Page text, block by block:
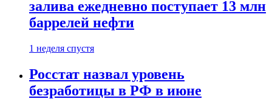
залива ежедневно поступает 13 млн
баррелей нефти
1 неделя спустя
Росстат назвал уровень
безработицы в РФ в июне